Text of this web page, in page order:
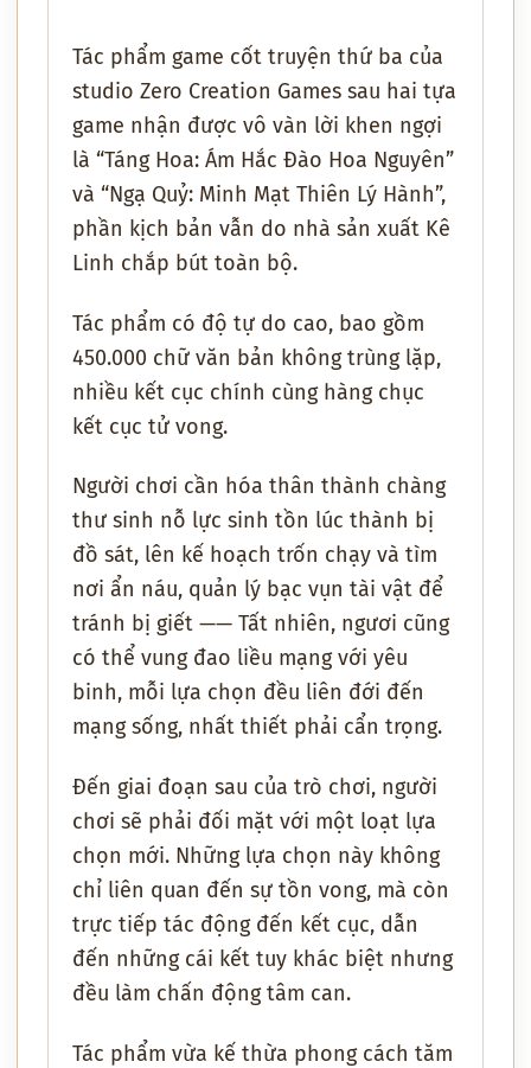
Tác phẩm game cốt truyện thứ ba của
studio Zero Creation Games sau hai tựa
game nhận được vô vàn lời khen ngợi
là “Táng Hoa: Ám Hắc Đào Hoa Nguyên”
và “Ngạ Quỷ: Minh Mạt Thiên Lý Hành”,
phần kịch bản vẫn do nhà sản xuất Kê
Linh chắp bút toàn bộ.
Tác phẩm có độ tự do cao, bao gồm
450.000 chữ văn bản không trùng lặp,
nhiều kết cục chính cùng hàng chục
kết cục tử vong.
Người chơi cần hóa thân thành chàng
thư sinh nỗ lực sinh tồn lúc thành bị
đồ sát, lên kế hoạch trốn chạy và tìm
nơi ẩn náu, quản lý bạc vụn tài vật để
tránh bị giết —— Tất nhiên, ngươi cũng
có thể vung đao liều mạng với yêu
binh, mỗi lựa chọn đều liên đới đến
mạng sống, nhất thiết phải cẩn trọng.
Đến giai đoạn sau của trò chơi, người
chơi sẽ phải đối mặt với một loạt lựa
chọn mới. Những lựa chọn này không
chỉ liên quan đến sự tồn vong, mà còn
trực tiếp tác động đến kết cục, dẫn
đến những cái kết tuy khác biệt nhưng
đều làm chấn động tâm can.
Tác phẩm vừa kế thừa phong cách tăm